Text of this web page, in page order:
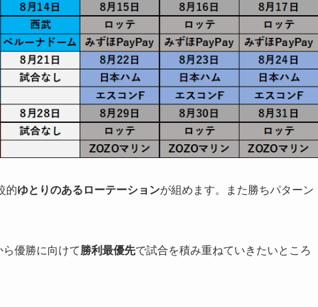
的ゆとりのあるローテーションが組めます。また勝ちパターン
優勝に向けて勝利最優先で試合を積み重ねていきたいところ